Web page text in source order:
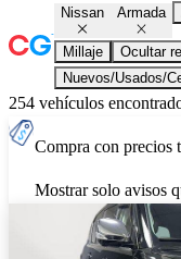
Nissan Armada
Millaje Ocultar
Nuevos/Usados/
254 vehículos
Compra con precios
Mostrar solo avisos